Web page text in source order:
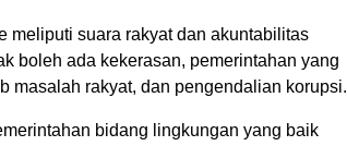
meliputi suara rakyat dan akuntabilitas
boleh ada kekerasan, pemerintahan yang
masalah rakyat, dan pengendalian korupsi.
bidang lingkungan yang baik